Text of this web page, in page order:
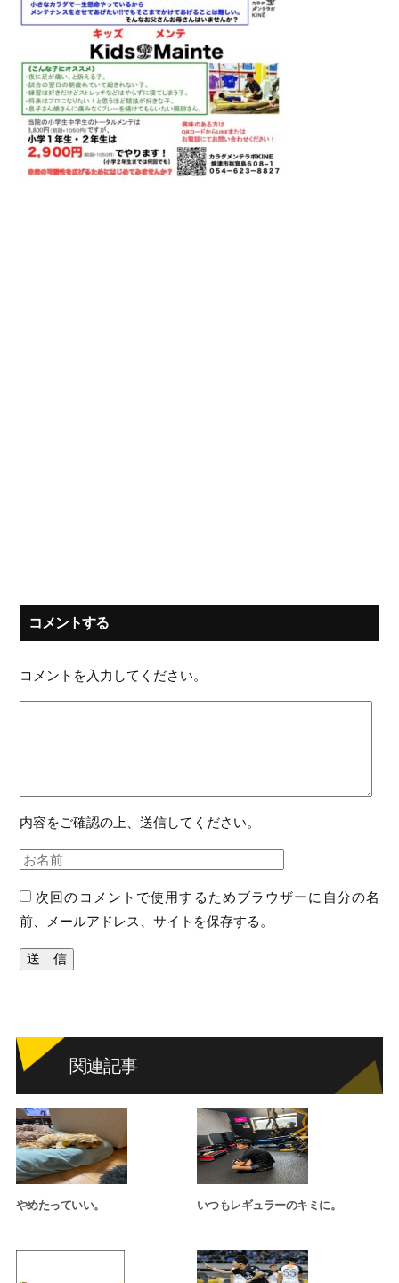
コメントする
コメントを入力してください。
内容をご確認の上、送信してください。
次回のコメントで使用するためブラウザーに自分の名
前、メールアドレス、サイトを保存する。
関連記事
やめたっていい。 いつもレギュラーのキミに。